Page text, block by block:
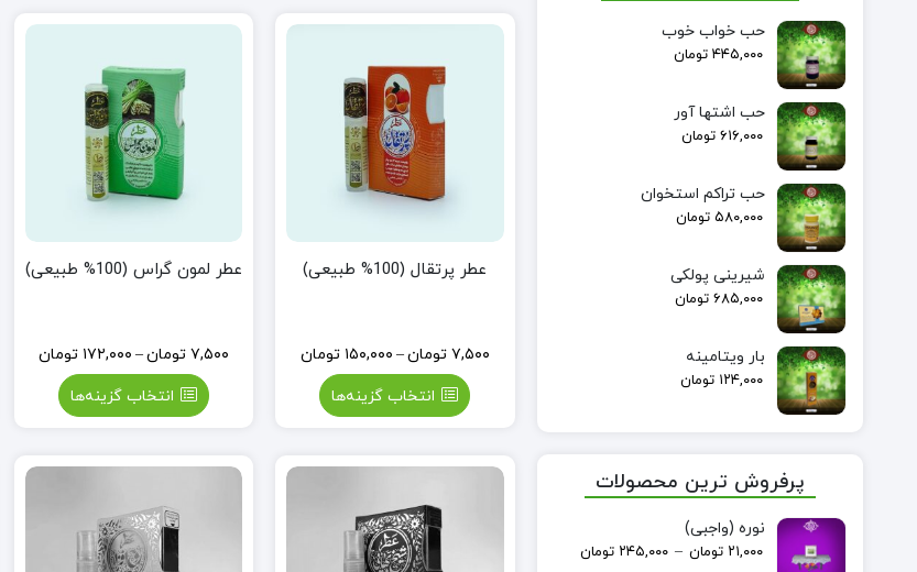
عطر پرتقال (100% طبیعی)
۷,۵۰۰ تومان– ۱۵۰,۰۰۰ تومان
انتخاب گزینه‌ها
عطر لمون گراس (100% طبیعی)
۷,۵۰۰ تومان– ۱۷۲,۰۰۰ تومان
انتخاب گزینه‌ها
حب خواب خوب
۴۴۵,۰۰۰ تومان
حب اشتها آور
۶۱۶,۰۰۰ تومان
حب تراکم استخوان
۵۸۰,۰۰۰ تومان
شیرینی پولکی
۶۸۵,۰۰۰ تومان
بار ویتامینه
۱۲۴,۰۰۰ تومان
پرفروش ترین محصولات
نوره (واجبی)
۲۱,۰۰۰ تومان – ۲۴۵,۰۰۰ تومان